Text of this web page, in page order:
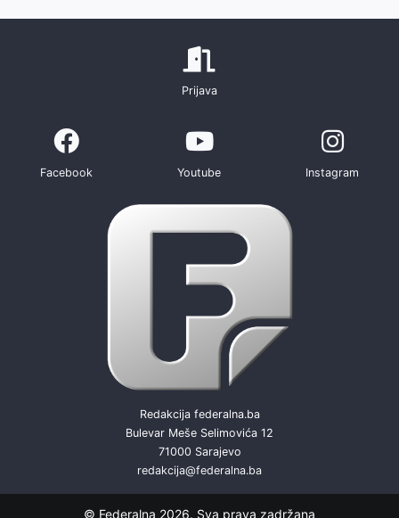
Prijava
Facebook Youtube Instagram
Redakcija federalna.ba
Bulevar Meše Selimovića 12
71000 Sarajevo
redakcija@federalna.ba
© Federalna 2026. Sva prava zadržana